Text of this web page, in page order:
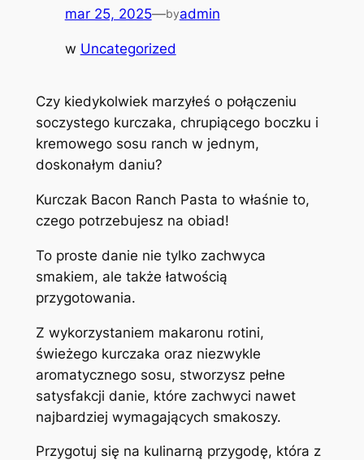
mar 25, 2025—byadmin
w Uncategorized
Czy kiedykolwiek marzyłeś o połączeniu
soczystego kurczaka, chrupiącego boczku i
kremowego sosu ranch w jednym,
doskonałym daniu?
Kurczak Bacon Ranch Pasta to właśnie to,
czego potrzebujesz na obiad!
To proste danie nie tylko zachwyca
smakiem, ale także łatwością
przygotowania.
Z wykorzystaniem makaronu rotini,
świeżego kurczaka oraz niezwykle
aromatycznego sosu, stworzysz pełne
satysfakcji danie, które zachwyci nawet
najbardziej wymagających smakoszy.
Przygotuj się na kulinarną przygodę, która z